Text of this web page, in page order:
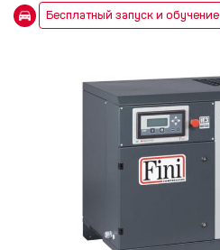
Бесплатный запуск и обучение